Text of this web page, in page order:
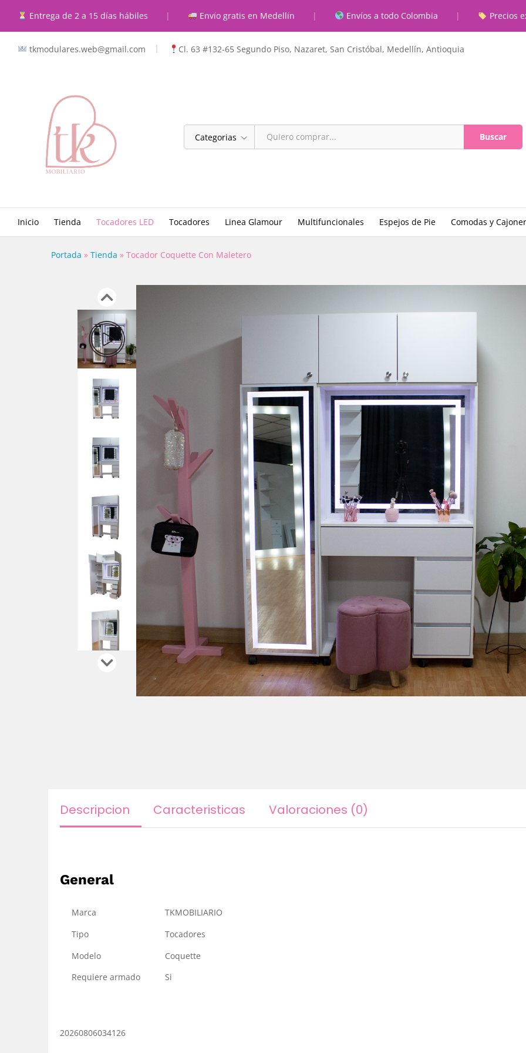
Entrega de 2 a 15 días hábiles | Envío gratis en Medellín | Envíos a todo Colombia | Precios
tkmodulares.web@gmail.com Cl. 63 #132-65 Segundo Piso, Nazaret, San Cristóbal, Medellín, Antioquia
Categorias Buscar
Inicio Tienda Tocadores LED Tocadores Linea Glamour Multifuncionales Espejos de Pie Comodas y
Portada » Tienda » Tocador Coquette Con Maletero
Descripcion Caracteristicas Valoraciones (0)
General
Marca
TKMOBILIARIO
Tipo
Tocadores
Modelo
Coquette
Requiere armado
Si
20260806034126
Descripcion Caracteristicas Valoraciones (0)